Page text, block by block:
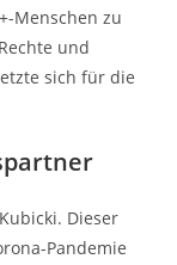
Menschen zu
und
sich für die
Dieser
Pandemie